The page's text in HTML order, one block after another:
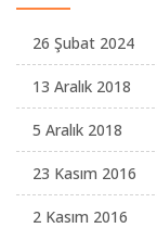
26 Şubat 2024
13 Aralık 2018
5 Aralık 2018
23 Kasım 2016
2 Kasım 2016